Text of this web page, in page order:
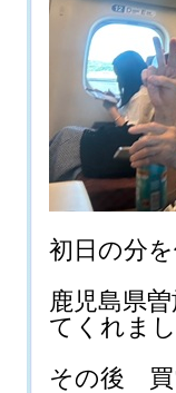
初日の分
鹿児島県
てくれま
その後 買